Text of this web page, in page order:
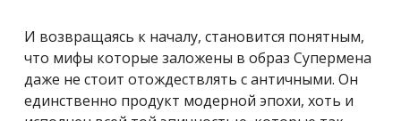
И возвращаясь к началу, становится понятным,
что мифы которые заложены в образ Супермена
даже не стоит отождествлять с античными. Он
единственно продукт модерной эпохи, хоть и